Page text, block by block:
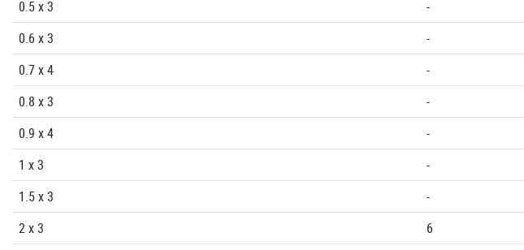
0.5 x 3
-
0.6 x 3
-
0.7 x 4
-
0.8 x 3
-
0.9 x 4
-
1 x 3
-
1.5 x 3
-
2 x 3
6